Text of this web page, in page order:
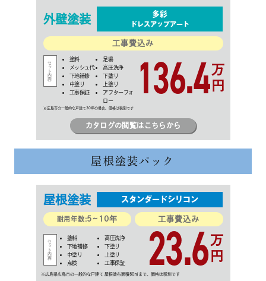
外壁塗装 多彩
ドレスアップアート
工事費込み
塗料
足場
メッシュ代
高圧洗浄
下地補修
下塗り
中塗り
上塗り
工事保証
アフターフォ
ロー
136.4万
円
カタログの閲覧はこちらから
屋根塗装パック
屋根塗装 スタンダードシリコン
耐用年数:5~10年 工事費込み
塗料
高圧洗浄
下地補修
下塗り
中塗り
上塗り
点検
工事保証 23.6万
円